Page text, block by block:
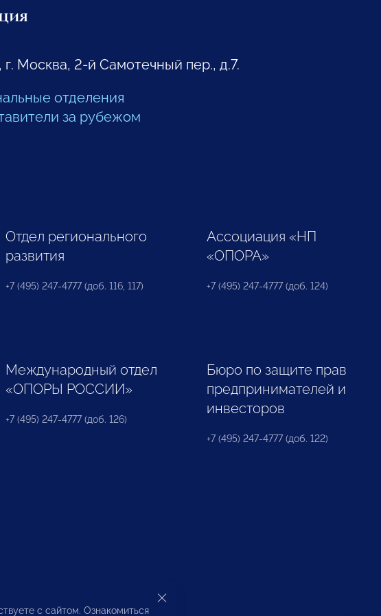
г. Москва, 2-й Самотечный пер., д.7.
отделения
за рубежом
Отдел регионального
развития
+7 (495) 247-4777 (доб. 116, 117)
Ассоциация «НП
«ОПОРА»
+7 (495) 247-4777 (доб. 124)
Международный отдел
«ОПОРЫ РОССИИ»
+7 (495) 247-4777 (доб. 126)
Бюро по защите прав
предпринимателей и
инвесторов
+7 (495) 247-4777 (доб. 122)
с сайтом. Ознакомиться